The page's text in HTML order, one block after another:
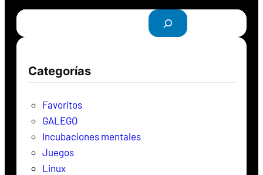
B
u
s
Categorías
Favoritos
GALEGO
Incubaciones mentales
Juegos
Linux